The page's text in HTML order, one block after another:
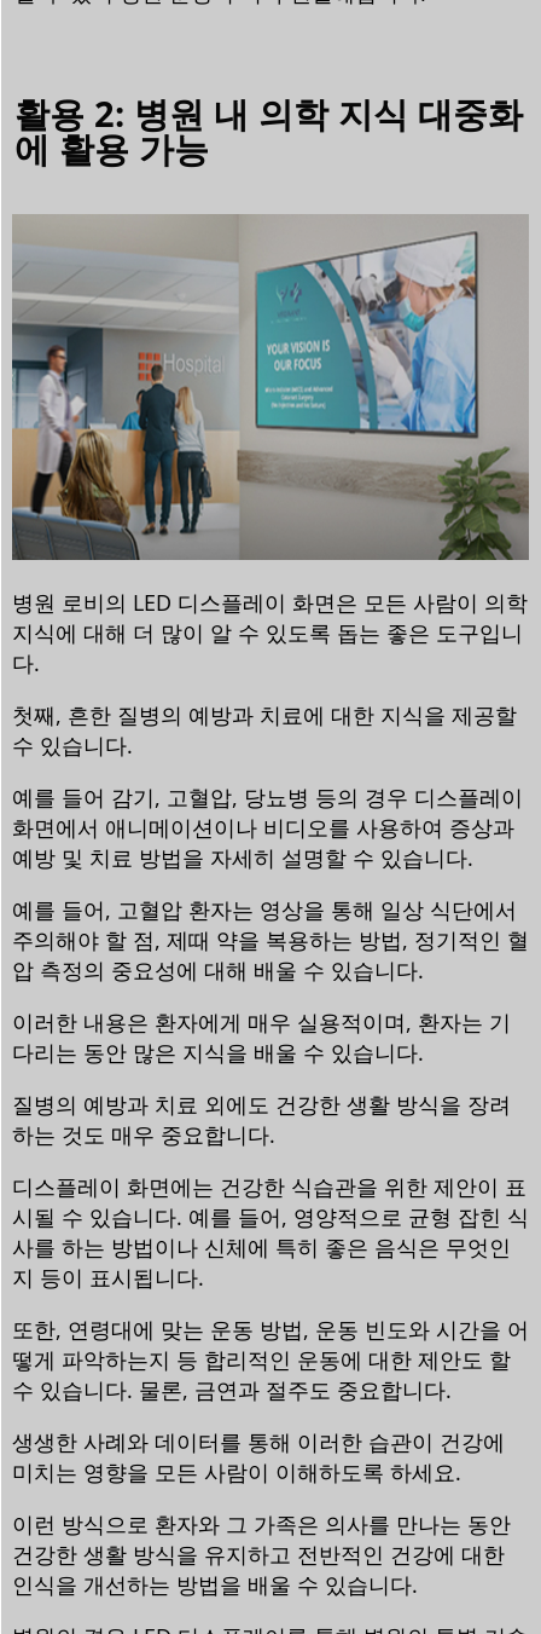
활용 2: 병원 내 의학 지식 대중화
에 활용 가능
병원 로비의 LED 디스플레이 화면은 모든 사람이 의학
지식에 대해 더 많이 알 수 있도록 돕는 좋은 도구입니
다.
첫째, 흔한 질병의 예방과 치료에 대한 지식을 제공할
수 있습니다.
예를 들어 감기, 고혈압, 당뇨병 등의 경우 디스플레이
화면에서 애니메이션이나 비디오를 사용하여 증상과
예방 및 치료 방법을 자세히 설명할 수 있습니다.
예를 들어, 고혈압 환자는 영상을 통해 일상 식단에서
주의해야 할 점, 제때 약을 복용하는 방법, 정기적인 혈
압 측정의 중요성에 대해 배울 수 있습니다.
이러한 내용은 환자에게 매우 실용적이며, 환자는 기
다리는 동안 많은 지식을 배울 수 있습니다.
질병의 예방과 치료 외에도 건강한 생활 방식을 장려
하는 것도 매우 중요합니다.
디스플레이 화면에는 건강한 식습관을 위한 제안이 표
시될 수 있습니다. 예를 들어, 영양적으로 균형 잡힌 식
사를 하는 방법이나 신체에 특히 좋은 음식은 무엇인
지 등이 표시됩니다.
또한, 연령대에 맞는 운동 방법, 운동 빈도와 시간을 어
떻게 파악하는지 등 합리적인 운동에 대한 제안도 할
수 있습니다. 물론, 금연과 절주도 중요합니다.
생생한 사례와 데이터를 통해 이러한 습관이 건강에
미치는 영향을 모든 사람이 이해하도록 하세요.
이런 방식으로 환자와 그 가족은 의사를 만나는 동안
건강한 생활 방식을 유지하고 전반적인 건강에 대한
인식을 개선하는 방법을 배울 수 있습니다.